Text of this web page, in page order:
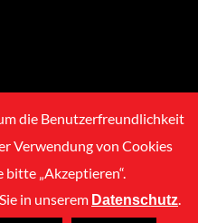
die Benutzerfreundlichkeit
Verwendung von Cookies
„Akzeptieren“.
in unserem Datenschutz.